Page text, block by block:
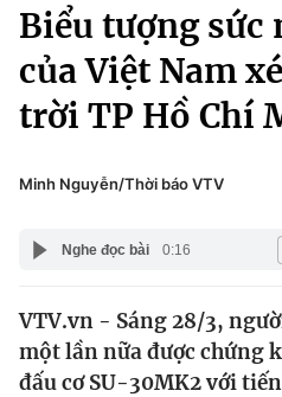
Chuyên mục
Chính trị
Thế giới
Pháp luật
Thể thao
Truyền hình
Đời sống
Giáo dục
Biểu tượng sức
của Việt Nam
trời TP Hồ Chí
Minh Nguyễn/Thời báo VTV
Nghe đọc bài 0:16
VTV.vn - Sáng 28/3,
một lần nữa được chứng
đấu cơ SU-30MK2 với